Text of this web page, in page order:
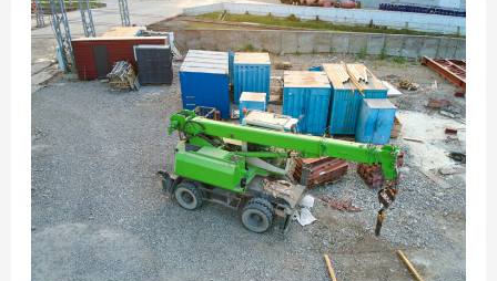
mantenimiento
baños
portátiles
en
obras
largas